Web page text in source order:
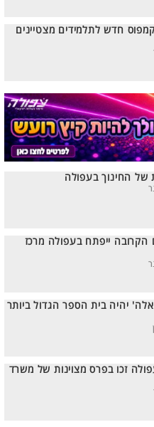
חדש לתלמידים מצטיינים
של החינוך בעפולה
הקרובה ייפתח בעפולה מרכז
יהיה בית הספר הגדול ביותר
זכו בפרס מצוינות של משרד